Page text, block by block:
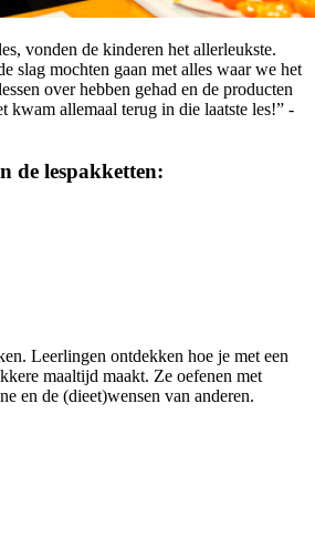
vonden de kinderen het allerleukste.
slag mochten gaan met alles waar we het
over hebben gehad en de producten
allemaal terug in die laatste les!” -
de lespakketten:
Leerlingen ontdekken hoe je met een
maaltijd maakt. Ze oefenen met
en de (dieet)wensen van anderen.